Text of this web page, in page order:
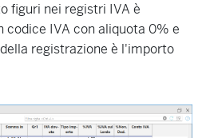
figuri nei registri IVA è
codice IVA con aliquota 0% e
registrazione è l'importo